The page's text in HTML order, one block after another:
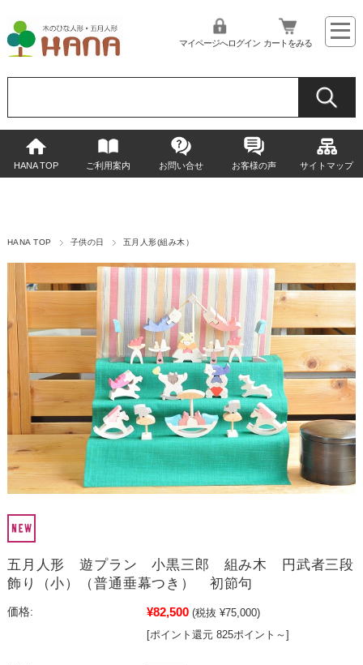
マイページへログイン カートをみる
HANA TOP ご利用案内 お問い合せ お客様の声 サイトマップ
HANA TOP 子供の日 五月人形(組み木）
五月人形 遊プラン 小黒三郎 組み木 円武者三段
飾り（小）（普通垂幕つき） 初節句
価格: ¥82,500 (税抜 ¥75,000)
[ポイント還元 825ポイント～]